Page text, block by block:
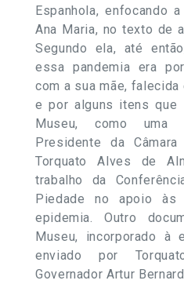
Espanhola, enfocando
Ana Maria, no texto de
Segundo ela, até
essa pandemia era
com a sua mãe,
e por alguns itens que
Museu, como uma
Presidente da
Torquato Alves de
trabalho da
Piedade no apoio às
epidemia. Outro
Museu, incorporado à
enviado por
Governador Artur